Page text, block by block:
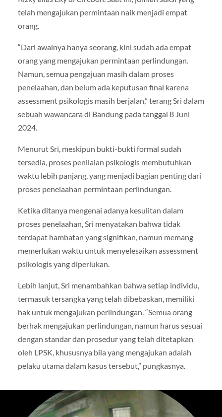
telah mengajukan permintaan naik menjadi empat
orang.
“Dari awalnya hanya seorang, kini sudah ada empat
orang yang mengajukan permintaan perlindungan.
Namun, semua pengajuan masih dalam proses
penelaahan, dan belum ada keputusan final karena
assessment psikologis masih berjalan,” terang Sri dalam
sebuah wawancara di Bandung pada tanggal 8 Juni
2024.
Menurut Sri, meskipun bukti-bukti formal sudah
tersedia, proses penilaian psikologis membutuhkan
waktu lebih panjang, yang menjadi bagian penting dari
proses penelaahan permintaan perlindungan.
Ketika ditanya mengenai adanya kesulitan dalam
proses penelaahan, Sri menyatakan bahwa tidak
terdapat hambatan yang signifikan, namun memang
memerlukan waktu untuk menyelesaikan assessment
psikologis yang diperlukan.
Lebih lanjut, Sri menambahkan bahwa setiap individu,
termasuk tersangka yang telah dibebaskan, memiliki
hak untuk mengajukan perlindungan. “Semua orang
berhak mengajukan perlindungan, namun harus sesuai
dengan standar dan prosedur yang telah ditetapkan
oleh LPSK, khususnya bila yang mengajukan adalah
pelaku utama dalam kasus tersebut,” pungkasnya.